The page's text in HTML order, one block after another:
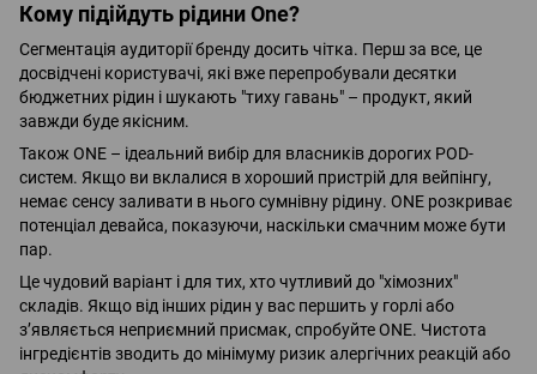
Кому підійдуть рідини One?
Сегментація аудиторії бренду досить чітка. Перш за все, це
досвідчені користувачі, які вже перепробували десятки
бюджетних рідин і шукають "тиху гавань" – продукт, який
завжди буде якісним.
Також ONE – ідеальний вибір для власників дорогих POD-
систем. Якщо ви вклалися в хороший пристрій для вейпінгу,
немає сенсу заливати в нього сумнівну рідину. ONE розкриває
потенціал девайса, показуючи, наскільки смачним може бути
пар.
Це чудовий варіант і для тих, хто чутливий до "хімозних"
складів. Якщо від інших рідин у вас першить у горлі або
з’являється неприємний присмак, спробуйте ONE. Чистота
інгредієнтів зводить до мінімуму ризик алергічних реакцій або